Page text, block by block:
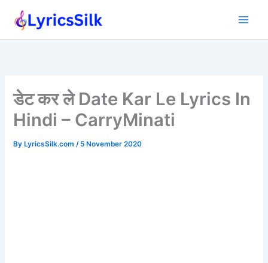
डेट कर ले Date Kar Le Lyrics In
Hindi – CarryMinati
ByLyricsSilk.com / 5 November 2020